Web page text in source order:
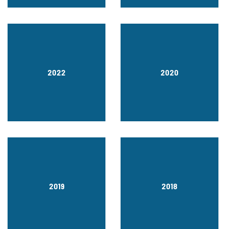
2022 2020
2019 2018